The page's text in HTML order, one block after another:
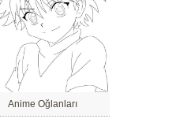
Anime Oğlanları